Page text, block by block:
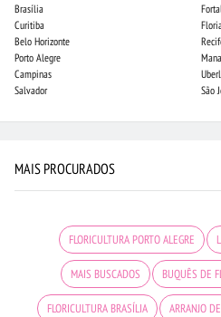
Brasília
Curitiba
Belo Horizonte
Porto Alegre
Campinas
Salvador
São
MAIS PROCURADOS
FLORICULTURA PORTO ALEGRE
MAIS BUSCADOS BUQUÊS DE
FLORICULTURA BRASÍLIA ARRANJO